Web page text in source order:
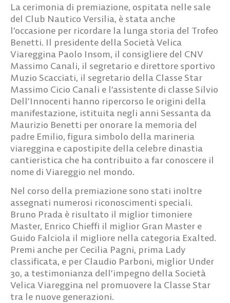
La cerimonia di premiazione, ospitata nelle sale
del Club Nautico Versilia, è stata anche
l’occasione per ricordare la lunga storia del Trofeo
Benetti. Il presidente della Società Velica
Viareggina Paolo Insom, il consigliere del CNV
Massimo Canali, il segretario e direttore sportivo
Muzio Scacciati, il segretario della Classe Star
Massimo Cicio Canali e l’assistente di classe Silvio
Dell’Innocenti hanno ripercorso le origini della
manifestazione, istituita negli anni Sessanta da
Maurizio Benetti per onorare la memoria del
padre Emilio, figura simbolo della marineria
viareggina e capostipite della celebre dinastia
cantieristica che ha contribuito a far conoscere il
nome di Viareggio nel mondo.
Nel corso della premiazione sono stati inoltre
assegnati numerosi riconoscimenti speciali.
Bruno Prada è risultato il miglior timoniere
Master, Enrico Chieffi il miglior Gran Master e
Guido Falciola il migliore nella categoria Exalted.
Premi anche per Cecilia Pagni, prima Lady
classificata, e per Claudio Parboni, miglior Under
30, a testimonianza dell’impegno della Società
Velica Viareggina nel promuovere la Classe Star
tra le nuove generazioni.